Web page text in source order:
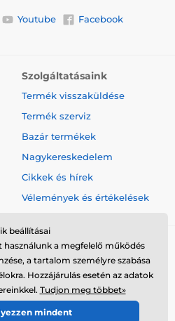
Youtube
Facebook
Szolgáltatásaink
Termék visszaküldése
Termék szerviz
Bazár termékek
Nagykereskedelem
Cikkek és hírek
Vélemények és értékelések
⦁ Webshop szolgáltatónk a
beállításai
használunk a megfelelő működés
a tartalom személyre szabása
Hozzájárulás esetén az adatok
Tudjon meg többet»
mindent